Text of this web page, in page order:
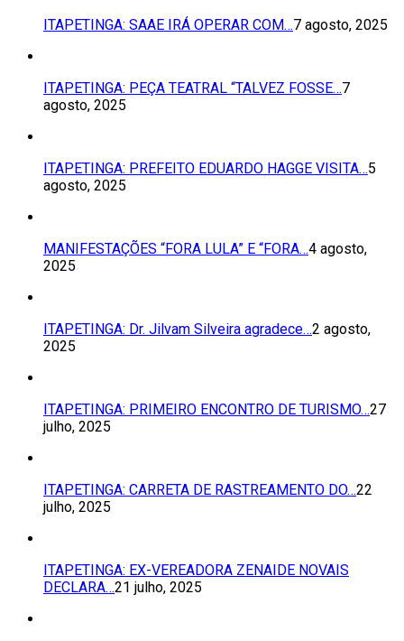
ITAPETINGA: SAAE IRÁ OPERAR COM…7 agosto, 2025
ITAPETINGA: PEÇA TEATRAL “TALVEZ FOSSE…7
agosto, 2025
ITAPETINGA: PREFEITO EDUARDO HAGGE VISITA…5
agosto, 2025
MANIFESTAÇÕES “FORA LULA” E “FORA…4 agosto,
2025
ITAPETINGA: Dr. Jilvam Silveira agradece…2 agosto,
2025
ITAPETINGA: PRIMEIRO ENCONTRO DE TURISMO…27
julho, 2025
ITAPETINGA: CARRETA DE RASTREAMENTO DO…22
julho, 2025
ITAPETINGA: EX-VEREADORA ZENAIDE NOVAIS
DECLARA…21 julho, 2025